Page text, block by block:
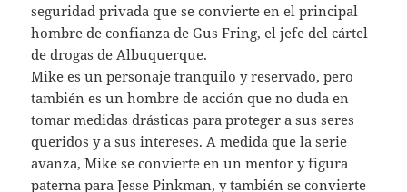
seguridad privada que se convierte en el principal
hombre de confianza de Gus Fring, el jefe del cártel
de drogas de Albuquerque.
Mike es un personaje tranquilo y reservado, pero
también es un hombre de acción que no duda en
tomar medidas drásticas para proteger a sus seres
queridos y a sus intereses. A medida que la serie
avanza, Mike se convierte en un mentor y figura
paterna para Jesse Pinkman, y también se convierte